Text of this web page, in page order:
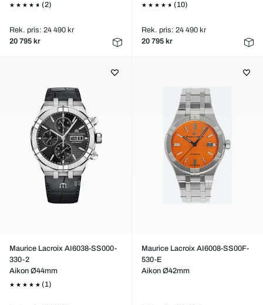
(2)
Rek. pris: 24 490 kr
20 795 kr
(10)
Rek. pris: 24 490 kr
20 795 kr
Maurice Lacroix AI6038-SS000-
330-2
Aikon Ø44mm
(1)
Maurice Lacroix AI6008-SS00F-
530-E
Aikon Ø42mm